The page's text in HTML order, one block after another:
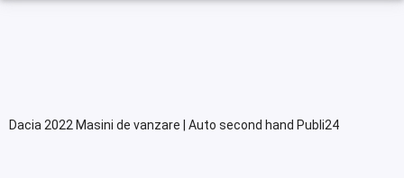
Dacia 2022 Masini de vanzare | Auto second hand Publi24